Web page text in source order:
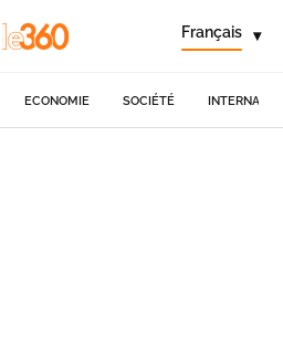
Français ▾
ECONOMIE SOCIÉTÉ